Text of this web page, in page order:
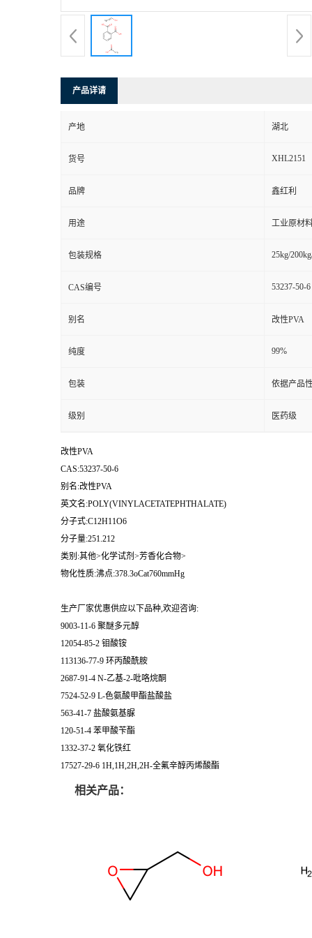
产品详请
产地 湖北
货号 XHL2151
品牌 鑫红利
用途 工业原材
包装规格 25kg/
CAS编号 53237-50-6
别名 改性PVA
纯度 99%
包装 依据产品
级别 医药级
改性PVA
CAS:53237-50-6
别名:改性PVA
英文名:POLY(VINYLACETATEPHTHALATE)
分子式:C12H11O6
分子量:251.212
类别:其他>化学试剂>芳香化合物>
物化性质:沸点:378.3oCat760mmHg
生产厂家优惠供应以下品种,欢迎咨询:
9003-11-6 聚醚多元醇
12054-85-2 钼酸铵
113136-77-9 环丙酸酰胺
2687-91-4 N-乙基-2-吡咯烷酮
7524-52-9 L-色氨酸甲酯盐酸盐
563-41-7 盐酸氨基脲
120-51-4 苯甲酸苄酯
1332-37-2 氧化铁红
17527-29-6 1H,1H,2H,2H-全氟辛醇丙烯酸酯
相关产品：